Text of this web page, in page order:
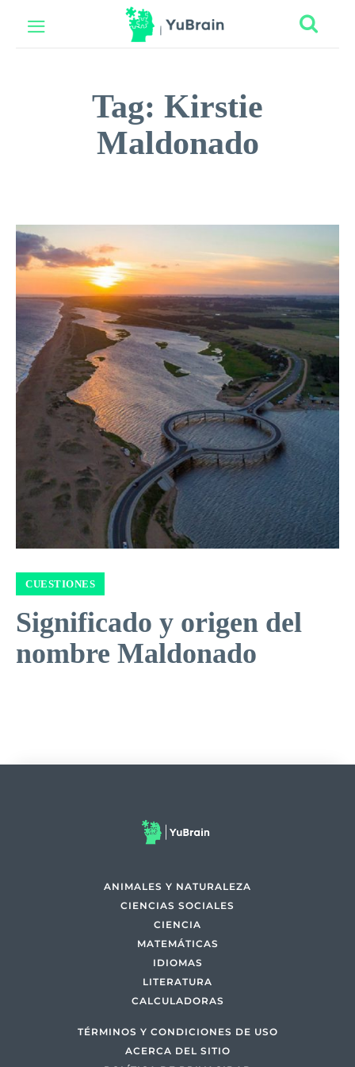
Tag: Kirstie
Maldonado
CUESTIONES
Significado y origen del
nombre Maldonado
ANIMALES Y NATURALEZA
CIENCIAS SOCIALES
CIENCIA
MATEMÁTICAS
IDIOMAS
LITERATURA
CALCULADORAS
TÉRMINOS Y CONDICIONES DE USO
ACERCA DEL SITIO